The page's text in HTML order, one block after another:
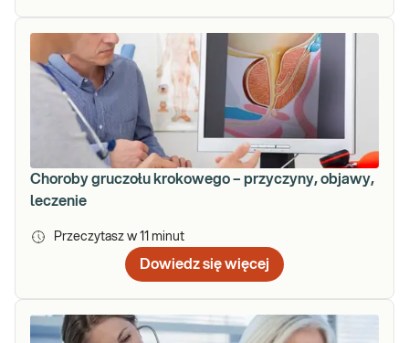
Choroby gruczołu krokowego – przyczyny, objawy,
leczenie
Przeczytasz w 11 minut
Dowiedz się więcej